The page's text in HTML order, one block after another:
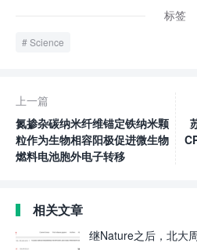
标签
Science
上一篇
氮掺杂碳纳米纤维锚定铁纳米颗
粒作为生物相容阳极促进微生物
燃料电池胞外电子转移
相关文章
继Nature之后，北大